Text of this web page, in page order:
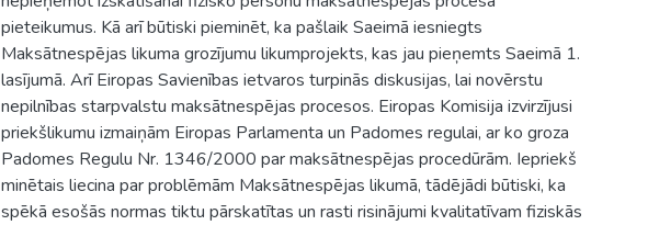
pieteikumus. Kā arī būtiski pieminēt, ka pašlaik Saeimā iesniegts
Maksātnespējas likuma grozījumu likumprojekts, kas jau pieņemts Saeimā 1.
lasījumā. Arī Eiropas Savienības ietvaros turpinās diskusijas, lai novērstu
nepilnības starpvalstu maksātnespējas procesos. Eiropas Komisija izvirzījusi
priekšlikumu izmaiņām Eiropas Parlamenta un Padomes regulai, ar ko groza
Padomes Regulu Nr. 1346/2000 par maksātnespējas procedūrām. Iepriekš
minētais liecina par problēmām Maksātnespējas likumā, tādējādi būtiski, ka
spēkā esošās normas tiktu pārskatītas un rasti risinājumi kvalitatīvam fiziskās